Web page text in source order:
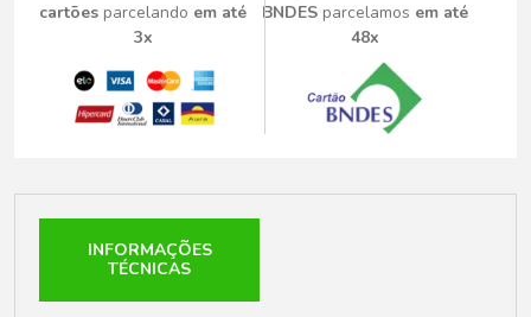
cartões parcelando em até
3x
BNDESparcelamos em até
48x
INFORMAÇÕES
TÉCNICAS